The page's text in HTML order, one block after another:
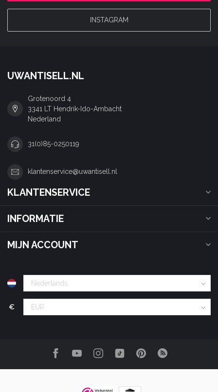
INSTAGRAM
UWANTISELL.NL
Grotenoord 4
3341 LT Hendrik-Ido-Ambacht
Nederland
31(0)85-0250119
klantenservice@uwantisell.nl
KLANTENSERVICE
INFORMATIE
MIJN ACCOUNT
€